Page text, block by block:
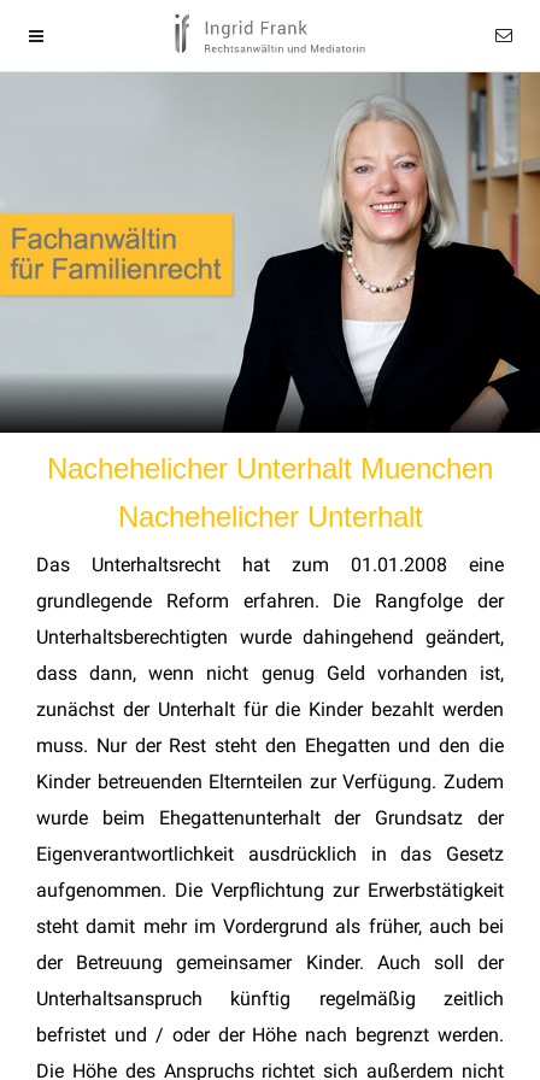
Nachehelicher Unterhalt Muenchen
Nachehelicher Unterhalt
Das Unterhaltsrecht hat zum 01.01.2008 eine
grundlegende Reform erfahren. Die Rangfolge der
Unterhaltsberechtigten wurde dahingehend geändert,
dass dann, wenn nicht genug Geld vorhanden ist,
zunächst der Unterhalt für die Kinder bezahlt werden
muss. Nur der Rest steht den Ehegatten und den die
Kinder betreuenden Elternteilen zur Verfügung. Zudem
wurde beim Ehegattenunterhalt der Grundsatz der
Eigenverantwortlichkeit ausdrücklich in das Gesetz
aufgenommen. Die Verpflichtung zur Erwerbstätigkeit
steht damit mehr im Vordergrund als früher, auch bei
der Betreuung gemeinsamer Kinder. Auch soll der
Unterhaltsanspruch künftig regelmäßig zeitlich
befristet und / oder der Höhe nach begrenzt werden.
Die Höhe des Anspruchs richtet sich außerdem nicht